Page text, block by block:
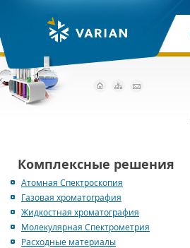
Комплексные решения
Атомная Спектроскопия
Газовая хроматография
Жидкостная хроматография
Молекулярная Спектрометрия
Расходные материалы